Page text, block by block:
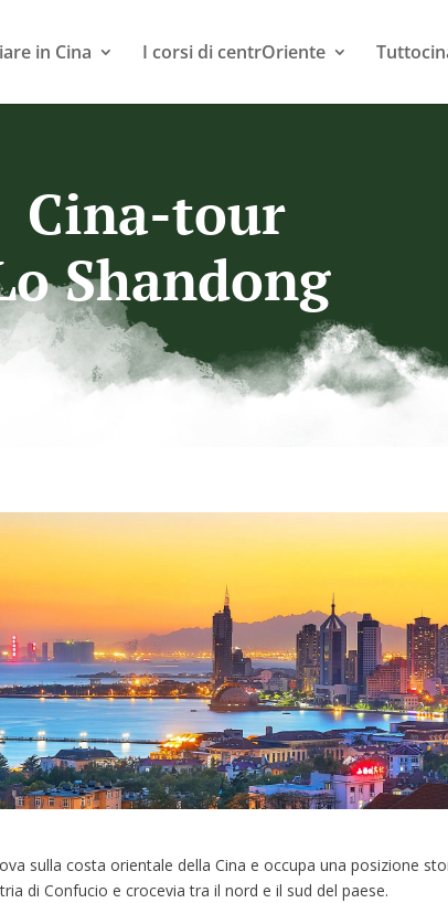
in Cina I corsi di centrOriente
Cina-tour
Shandong
sulla costa orientale della Cina e occupa una posizione
di Confucio e crocevia tra il nord e il sud del paese.